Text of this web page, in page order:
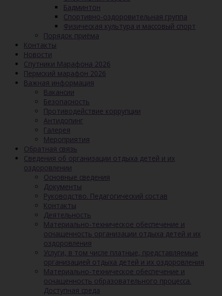
Бадминтон
Спортивно-оздоровительная группа
Физическая культура и массовый спорт
Порядок приёма
Контакты
Новости
Спутники Марафона 2026
Пермский марафон 2026
Важная информация
Вакансии
Безопасность
Противодействие коррупции
Антидопинг
Галерея
Мероприятия
Обратная связь
Сведения об организации отдыха детей и их
оздоровлении
Основные сведения
Документы
Руководство. Педагогический состав
Контакты
Деятельность
Материально-техническое обеспечение и
оснащенность организации отдыха детей и их
оздоровления
Услуги, в том числе платные, представляемые
организацией отдыха детей и их оздоровления
Материально-техническое обеспечение и
оснащенность образовательного процесса.
Доступная среда